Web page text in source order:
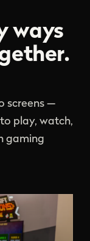
ways
screens —
play, watch,
gaming